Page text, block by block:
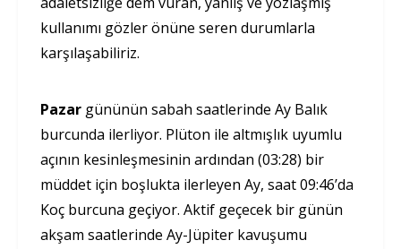
kullanımı gözler önüne seren durumlarla
karşılaşabiliriz.
Pazar gününün sabah saatlerinde Ay Balık
burcunda ilerliyor. Plüton ile altmışlık uyumlu
açının kesinleşmesinin ardından (03:28) bir
müddet için boşlukta ilerleyen Ay, saat 09:46’da
Koç burcuna geçiyor. Aktif geçecek bir günün
akşam saatlerinde Ay-Jüpiter kavuşumu